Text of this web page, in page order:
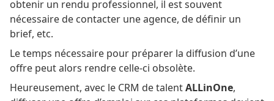
obtenir un rendu professionnel, il est souvent
nécessaire de contacter une agence, de définir un
brief, etc.
Le temps nécessaire pour préparer la diffusion d’une
offre peut alors rendre celle-ci obsolète.
Heureusement, avec le CRM de talentALLinOne,